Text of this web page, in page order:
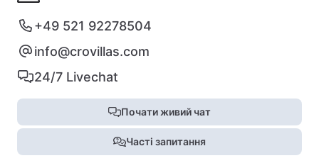
+49 521 92278504
info@crovillas.com
24/7 Livechat
Почати живий чат
Часті запитання